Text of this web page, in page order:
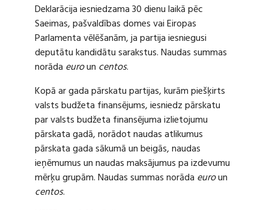
Deklarācija iesniedzama 30 dienu laikā pēc
Saeimas, pašvaldības domes vai Eiropas
Parlamenta vēlēšanām, ja partija iesniegusi
deputātu kandidātu sarakstus. Naudas summas
norāda euroun centos.
Kopā ar gada pārskatu partijas, kurām piešķirts
valsts budžeta finansējums, iesniedz pārskatu
par valsts budžeta finansējuma izlietojumu
pārskata gadā, norādot naudas atlikumus
pārskata gada sākumā un beigās, naudas
ieņēmumus un naudas maksājumus pa izdevumu
mērķu grupām. Naudas summas norāda euroun
centos.